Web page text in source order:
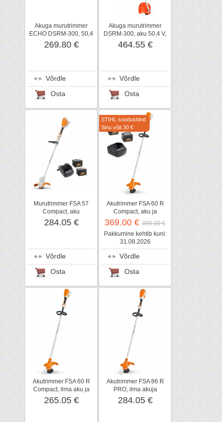
Akuga murutrimmer
ECHO DSRM-300, 50,4
V, karkass
269.80 €
Võrdle
Osta
Akuga murutrimmer
DSRM-300, aku 50,4 V,
kiirlaadija, ECHO
464.55 €
Võrdle
Osta
Murutrimmer FSA 57
Compact, aku
AK10+TASUTA AK20!,
laadija
284.05 €
Võrdle
Osta
STIHL soodushind
Sinu võit 30 €
Akutrimmer FSA 60 R
Compact, aku ja
laadijaga, STIHL
369.00 € 399.00 €
Pakkumine kehtib kuni:
31.08.2026
Võrdle
Osta
Akutrimmer FSA 60 R
Compact, ilma aku ja
laadijata, STIHL
265.05 €
Akutrimmer FSA 86 R
PRO, ilma akuja
laadijata, STIHL
284.05 €